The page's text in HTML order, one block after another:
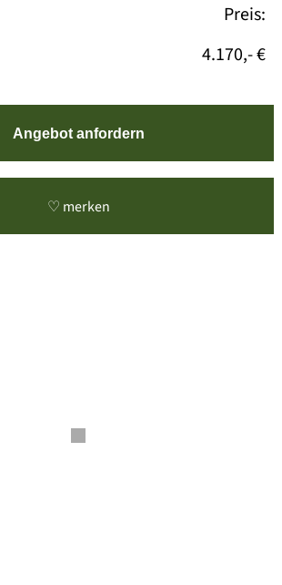
Preis:
4.170,- €
Angebot anfordern
♡ merken